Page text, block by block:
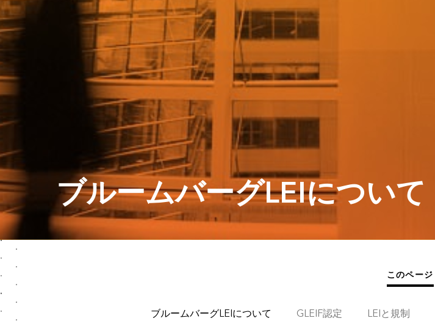
ブルームバーグLEIについて
このページ
ブルームバーグLEIについて GLEIF認定 LEIと規制